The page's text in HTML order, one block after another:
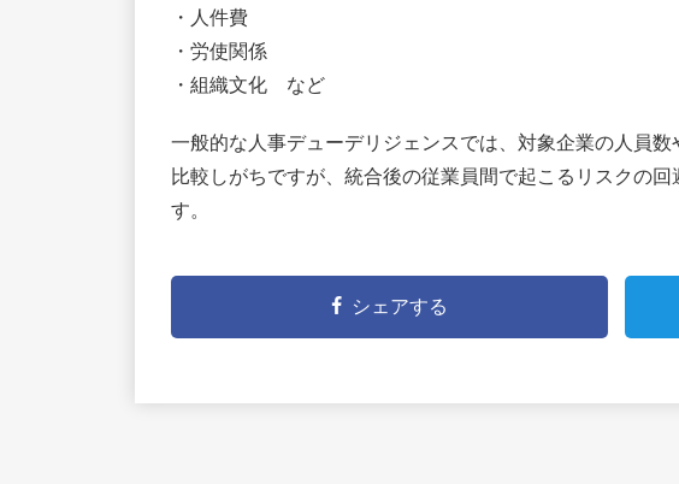
・人件費
・労使関係
・組織文化 など
一般的な人事デューデリジェンスでは、対象企業の人員
比較しがちですが、統合後の従業員間で起こるリスクの
す。
シェアする